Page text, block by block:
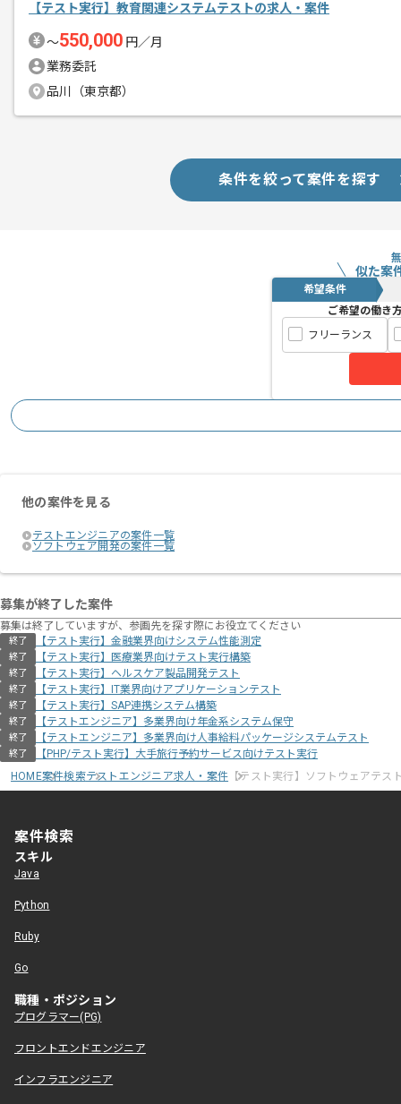
【テスト実行】教育関連システムテストの求人・案件
〜550,000 円／月
業務委託
品川（東京都）
条件を絞って案件を探す
似た案
希望条件
ご希望の働き
フリーランス
他の案件を見る
テストエンジニアの案件一覧
ソフトウェア開発の案件一覧
募集が終了した案件
募集は終了していますが、参画先を探す際にお役立てください
終了 【テスト実行】金融業界向けシステム性能測定
終了 【テスト実行】医療業界向けテスト実行構築
終了 【テスト実行】ヘルスケア製品開発テスト
終了 【テスト実行】IT業界向けアプリケーションテスト
終了 【テスト実行】SAP連携システム構築
終了 【テストエンジニア】多業界向け年金系システム保守
終了 【テストエンジニア】多業界向け人事給料パッケージシステムテスト
終了
【PHP/テスト実行】大手旅行予約サービス向けテスト実行
HOME案件検索テストエンジニア求人・案件 【テスト実行】ソフトウェアテス
案件検索
スキル
Java
Python
Ruby
Go
職種・ポジション
プログラマー(PG)
フロントエンドエンジニア
インフラエンジニア